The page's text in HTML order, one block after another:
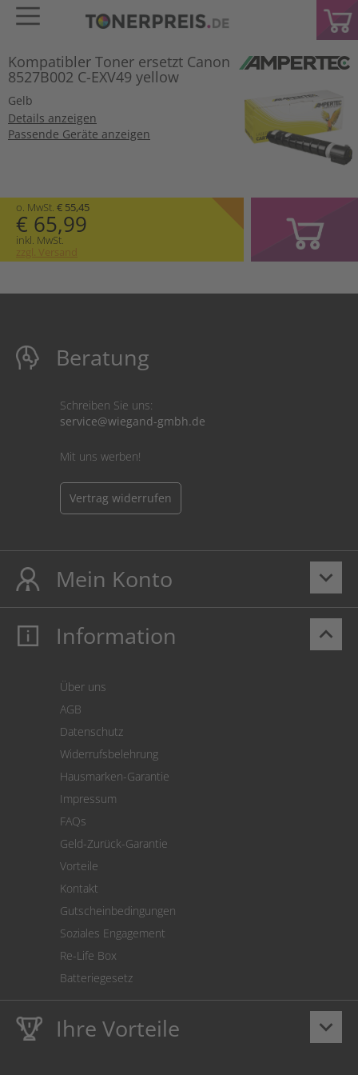
Kompatibler Toner ersetzt Canon
8527B002 C-EXV49 yellow
Gelb
Details anzeigen
Passende Geräte anzeigen
o. MwSt. € 55,45
€ 65,99
inkl. MwSt.
zzgl. Versand
Beratung
Schreiben Sie uns:
service@wiegand-gmbh.de
Mit uns werben!
Vertrag widerrufen
keyboard_arrow_down
Mein Konto
Mein Konto
Cookie Einstellungen
keyboard_arrow_up
Information
Über uns
AGB
Datenschutz
Widerrufsbelehrung
Hausmarken-Garantie
Impressum
FAQs
Geld-Zurück-Garantie
Vorteile
Kontakt
Gutscheinbedingungen
Soziales Engagement
Re-Life Box
Batteriegesetz
keyboard_arrow_down
Ihre Vorteile